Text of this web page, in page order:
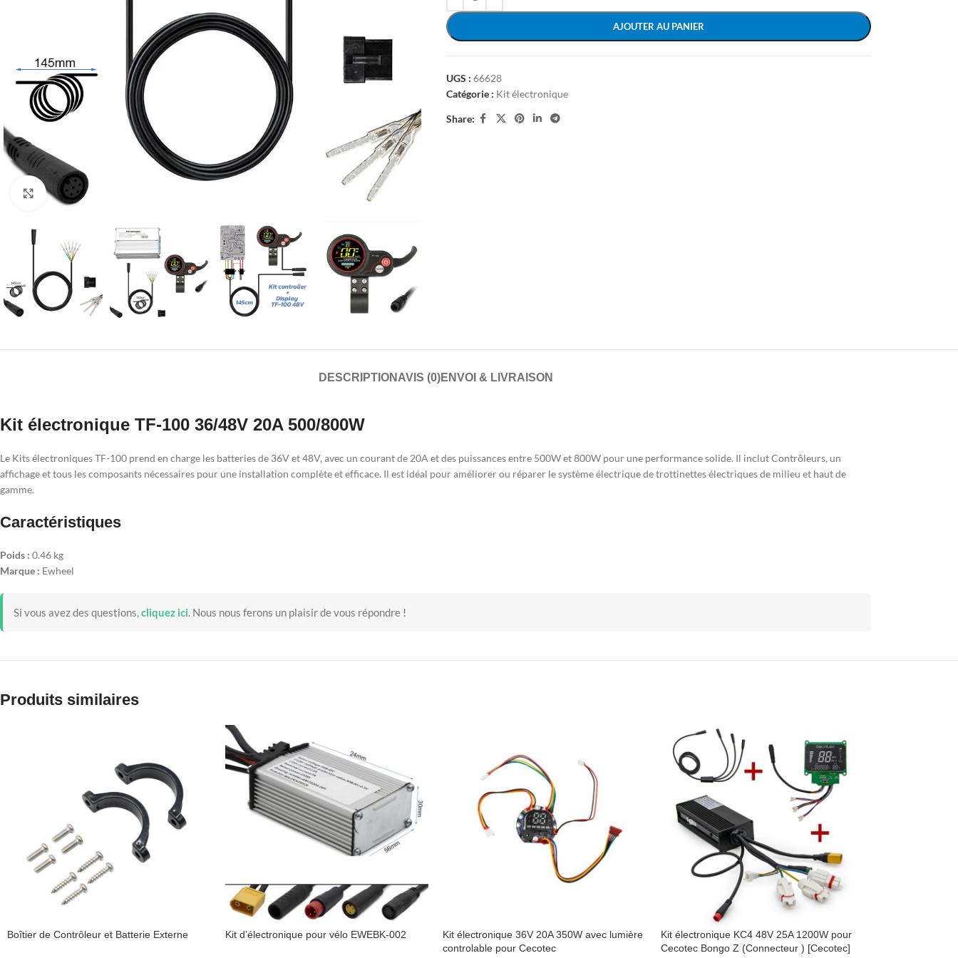
Click to enlarge
AJOUTER AU PANIER
UGS : 66628
Catégorie : Kit électronique
Share:
DESCRIPTION AVIS (0)ENVOI & LIVRAISON
Kit électronique TF-100 36/48V 20A 500/800W
Le Kits électroniques TF-100 prend en charge les batteries de 36V et 48V, avec un courant de 20A et des puissances entre 500W et 800W pour une performance solide. Il inclut Contrôleurs, un
affichage et tous les composants nécessaires pour une installation complète et efficace. Il est idéal pour améliorer ou réparer le système électrique de trottinettes électriques de milieu et haut de
gamme.
Caractéristiques
Poids : 0.46 kg
Marque : Ewheel
Si vous avez des questions,cliquez ici. Nous nous ferons un plaisir de vous répondre !
Produits similaires
Boîtier de Contrôleur et Batterie Externe Kit d’électronique pour vélo EWEBK-002
Kit électronique 36V 20A 350W avec lumière
controlable pour Cecotec
Kit électronique KC4 48V 25A 1200W pour
Cecotec Bongo Z (Connecteur ) [Cecotec]